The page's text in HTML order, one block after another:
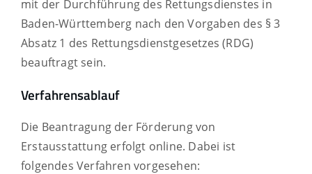
mit der Durchführung des Rettungsdienstes in
Baden-Württemberg nach den Vorgaben des § 3
Absatz 1 des Rettungsdienstgesetzes (RDG)
beauftragt sein.
Verfahrensablauf
Die Beantragung der Förderung von
Erstausstattung erfolgt online. Dabei ist
folgendes Verfahren vorgesehen: